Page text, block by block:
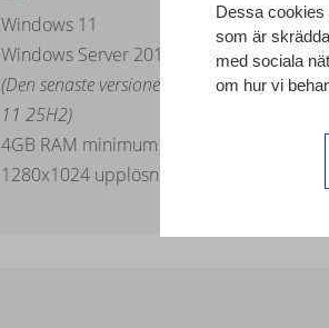
Windows 11
Windows Server 2016 - Windows Server
(Den senaste versionen av större version
11 25H2)
4GB RAM minimum (8 GB
1280x1024 upplösning för utvecklingsmiljö
Dessa cookies
som är
med sociala
om hur vi